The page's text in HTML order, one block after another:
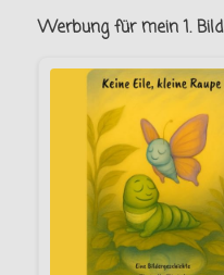
Werbung für mein 1.